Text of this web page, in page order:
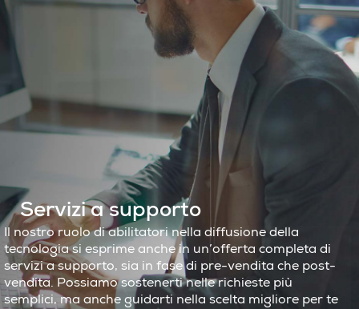
Servizi a supporto
Il nostro ruolo di abilitatori nella diffusione della
tecnologia si esprime anche in un’offerta completa di
servizi a supporto, sia in fase di pre-vendita che post-
vendita. Possiamo sostenerti nelle richieste più
semplici, ma anche guidarti nella scelta migliore per te